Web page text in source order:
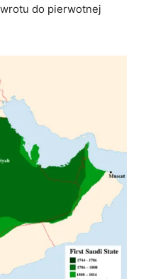
do pierwotnej